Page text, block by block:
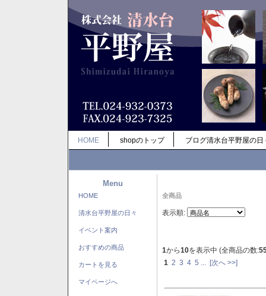
HOME shopのトップ ブログ清水台平野屋の日
Menu
HOME
清水台平野屋の日々
イベント案内
おすすめの商品
カートを見る
マイページへ
全商品
表示順:
1から10を表示中 (全商品の数:
1 2 3 4 5 [次へ >>]